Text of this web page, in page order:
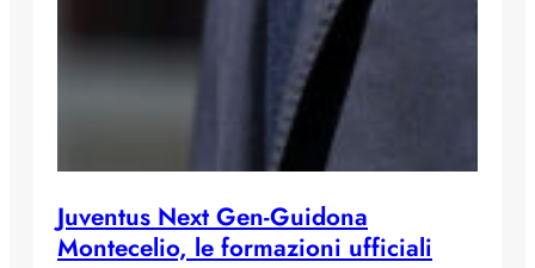
Juventus Next Gen-Guidona
Montecelio, le formazioni ufficiali